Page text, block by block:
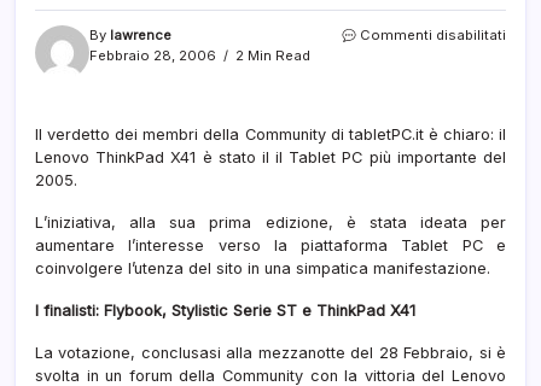
By lawrence
Febbraio 28, 2006
2 Min Read
Commenti disabilitati
Il verdetto dei membri della Community di tabletPC.it è chiaro: il
Lenovo ThinkPad X41 è stato il il Tablet PC più importante del
2005.
L’iniziativa, alla sua prima edizione, è stata ideata per
aumentare l’interesse verso la piattaforma Tablet PC e
coinvolgere l’utenza del sito in una simpatica manifestazione.
I finalisti: Flybook, Stylistic Serie ST e ThinkPad X41
La votazione, conclusasi alla mezzanotte del 28 Febbraio, si è
svolta in un forum della Community con la vittoria del Lenovo